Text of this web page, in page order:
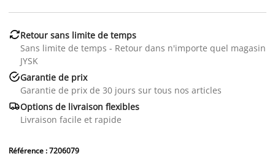
Retour sans limite de temps
Sans limite de temps - Retour dans n'importe quel magasin
JYSK
Garantie de prix
Garantie de prix de 30 jours sur tous nos articles
Options de livraison flexibles
Livraison facile et rapide
Référence : 7206079